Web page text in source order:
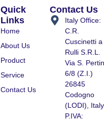
Quick
Links
Home
About Us
Product
Service
Contact Us
Contact Us
Italy Office:
C.R.
Cuscinetti a
Rulli S.R.L.
Via S.
6/8 (Z.I.)
26845
Codogno
(LODI), Italy
P.IVA: